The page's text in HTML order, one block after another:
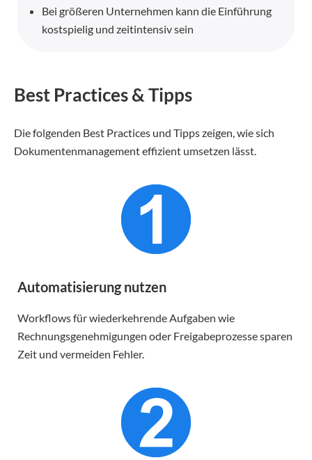
Bei größeren Unternehmen kann die Einführung
kostspielig und zeitintensiv sein
Best Practices & Tipps
Die folgenden Best Practices und Tipps zeigen, wie sich
Dokumentenmanagement effizient umsetzen lässt.
Automatisierung nutzen
Workflows für wiederkehrende Aufgaben wie
Rechnungsgenehmigungen oder Freigabeprozesse sparen
Zeit und vermeiden Fehler.